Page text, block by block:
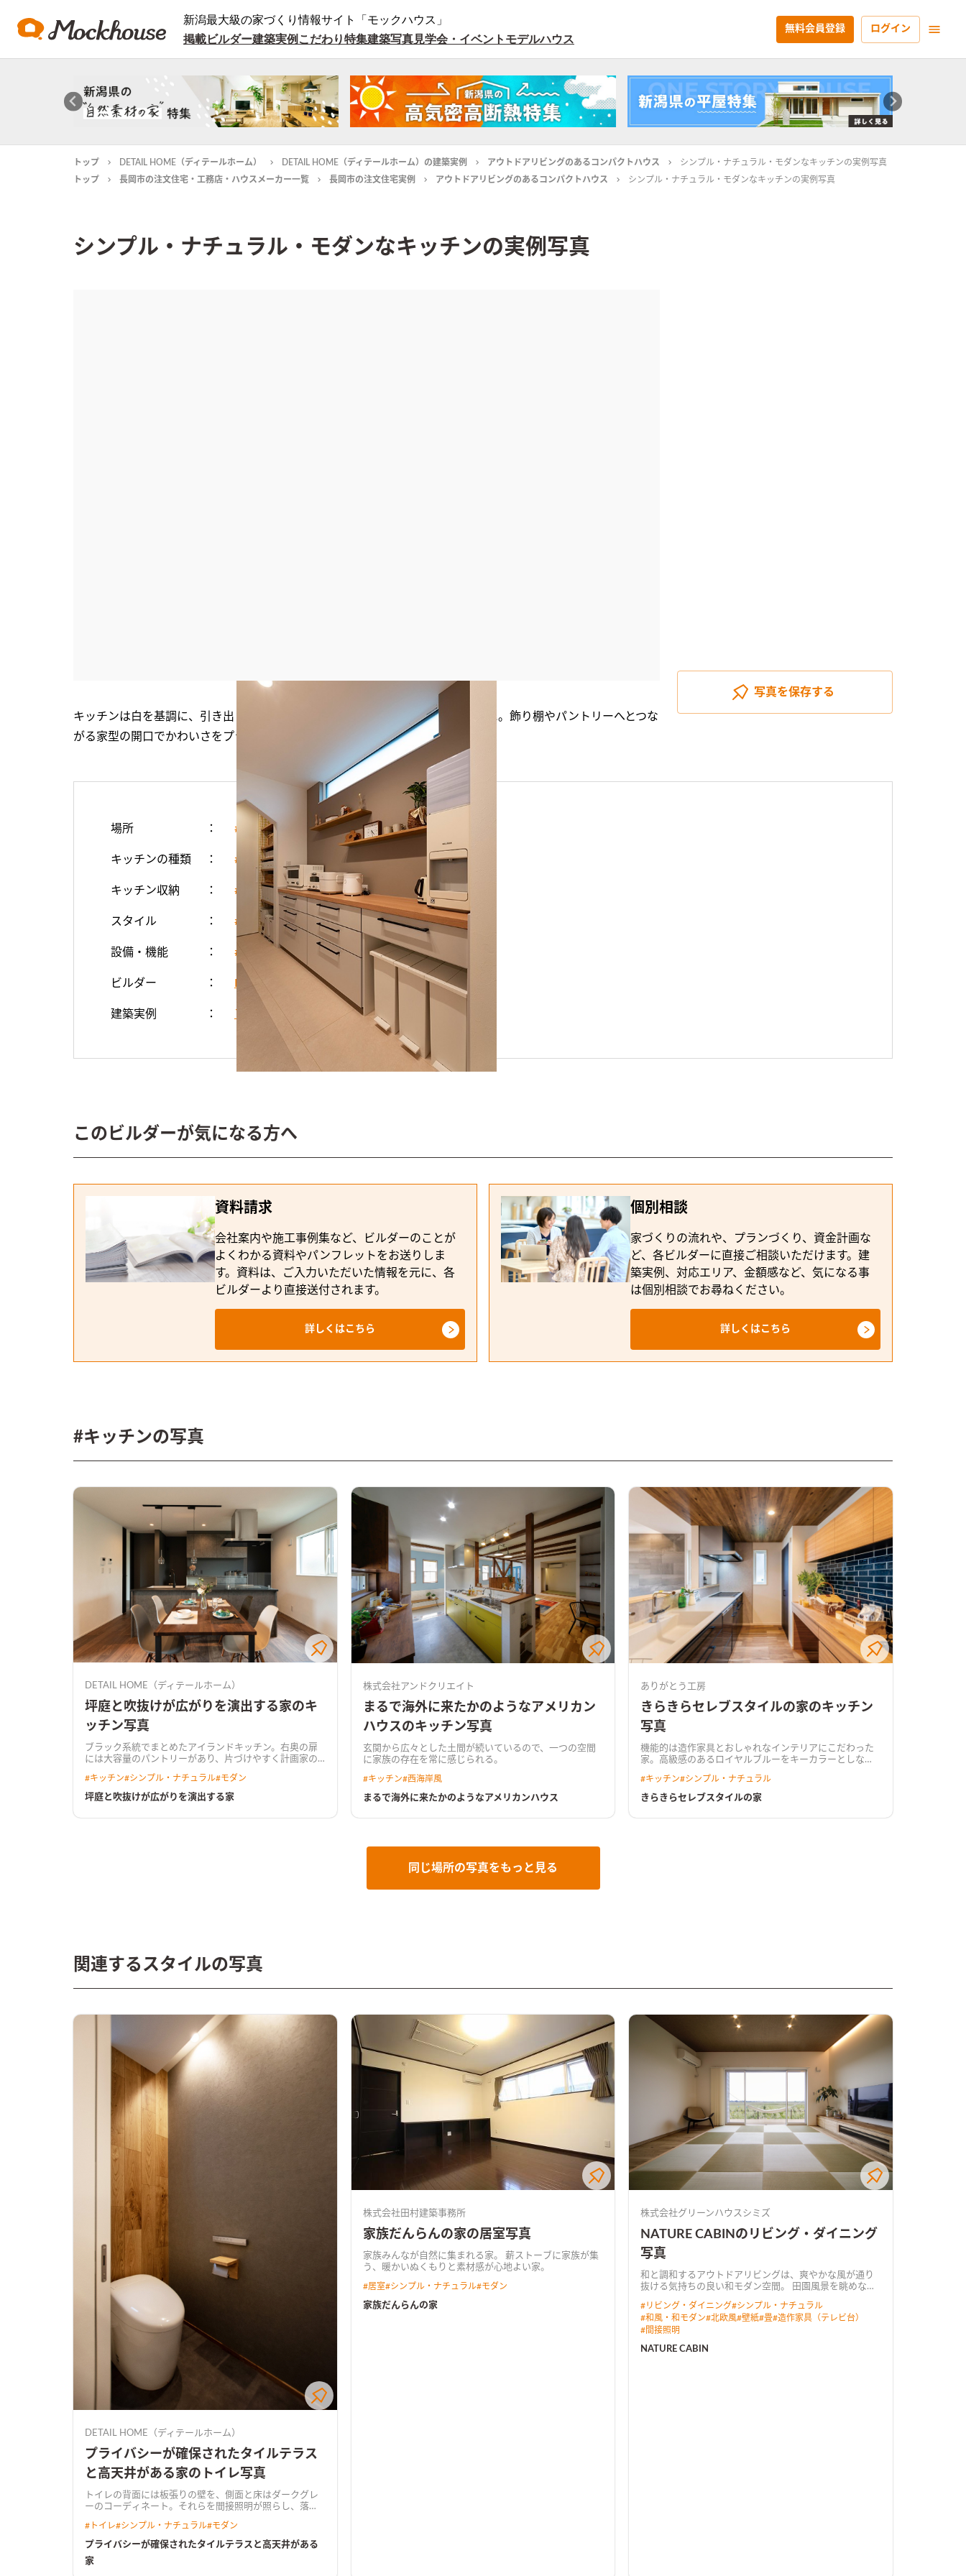
新潟最大級の家づくり情報サイト「モックハウス」
掲載ビルダー建築実例 こだわり特集建築写真見学会・イベント モデルハウス
無料会員登録 ログイン
トップ DETAIL HOME（ディテールホーム） DETAIL HOME（ディテールホーム）の建築実例 アウトドアリビングのあるコンパクトハウス
シンプル・ナチュラル・モダンなキッチンの実例写真
トップ
長岡市の注文住宅・工務店・ハウスメーカー一覧 長岡市の注文住宅実例 アウトドアリビングのあるコンパクトハウス シンプル・ナチュラル・モダンなキッチンの実例写真
シンプル・ナチュラル・モダンなキッチンの実例写真
キッチンは白を基調に、引き出しの黒い取っ手や背面の壁紙が程良いアクセントに。飾り棚やパントリーへとつな
がる家型の開口でかわいさをプラス
写真を保存する
場所 #キッチン
キッチンの種類 #カウンターキッチン
キッチン収納 #カップボード #パントリー
スタイル #シンプル・ナチュラル #モダン
設備・機能 #造作家具（棚）
ビルダー DETAIL HOME（ディテールホーム）
建築実例 アウトドアリビングのあるコンパクトハウス
このビルダーが気になる方へ
資料請求
会社案内や施工事例集など、ビルダーのことが
よくわかる資料やパンフレットをお送りしま
す。資料は、ご入力いただいた情報を元に、各
ビルダーより直接送付されます。
詳しくはこちら
個別相談
家づくりの流れや、プランづくり、資金計画な
ど、各ビルダーに直接ご相談いただけます。建
築実例、対応エリア、金額感など、気になる事
は個別相談でお尋ねください。
詳しくはこちら
#キッチンの写真
DETAIL HOME（ディテールホーム）
坪庭と吹抜けが広がりを演出する家のキ
ッチン写真
ブラック系統でまとめたアイランドキッチン。右奥の扉
には大容量のパントリーがあり、片づけやすく計画 家の
らいよう坪庭と吹抜けを計画しました。 坪庭は玄関に入
った瞬間から緑を取り込み、かつLDKからも眺められる
のパントリーがあり、片づけやすく計画。
#キッチン#シンプル・ナチュラル#モダン
坪庭と吹抜けが広がりを演出する家
株式会社アンドクリエイト
まるで海外に来たかのようなアメリカン
ハウスのキッチン写真
玄関から広々とした土間が続いているので、一つの空間
に家族の存在を常に感じられる。
#キッチン#西海岸風
まるで海外に来たかのようなアメリカンハウス
ありがとう工房
きらきらセレブスタイルの家のキッチン
写真
機能的は造作家具とおしゃれなインテリアにこだわった
家。高級感のあるロイヤルブルーをキーカラーとしなが
テリア。 「ここにこんなのあったらいいよね」を満たす
機能的な造作家具たち、 動線を考えた間取りや収納も充
#キッチン#シンプル・ナチュラル
きらきらセレブスタイルの家
同じ場所の写真をもっと見る
関連するスタイルの写真
DETAIL HOME（ディテールホーム）
プライバシーが確保されたタイルテラス
と高天井がある家のトイレ写真
トイレの背面には板張りの壁を、側面と床はダークグレ
ーのコーディネート。それらを間接照明が照らし、落ち
# トイレ#シンプル・ナチュラル#モダン
プライバシーが確保されたタイルテラスと高天井がある
家
株式会社田村建築事務所
家族だんらんの家の居室写真
家族みんなが自然に集まれる家。 薪ストーブに家族が集
う、暖かいぬくもりと素材感が心地よい家。
#居室#シンプル・ナチュラル#モダン
家族だんらんの家
株式会社グリーンハウスシミズ
NATURE CABINのリビング・ダイニング
写真
和と調和するアウトドアリビングは、爽やかな風が通り
抜ける気持ちの良い和モダン空間。 田園風景を眺めなが
てBBQを楽しめる。
#リビング・ダイニング#シンプル・ナチュラル
#和風・和モダン#北欧風#壁紙#畳#造作家具（テレビ台）
#間接照明
NATURE CABIN